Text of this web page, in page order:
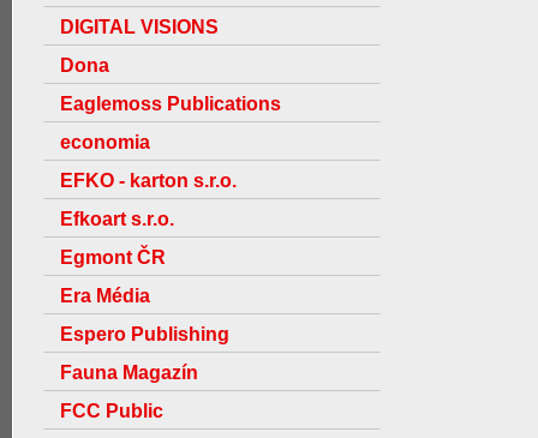
DIGITAL VISIONS
Dona
Eaglemoss Publications
economia
EFKO - karton s.r.o.
Efkoart s.r.o.
Egmont ČR
Era Média
Espero Publishing
Fauna Magazín
FCC Public